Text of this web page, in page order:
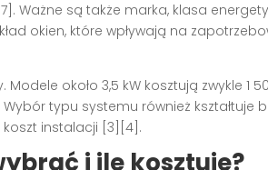
Ważne są także marka, klasa
okien, które wpływają na
około 3,5 kW kosztują zwykle 1
Wybór typu systemu również
koszt instalacji [3][4].
i ile kosztuje?